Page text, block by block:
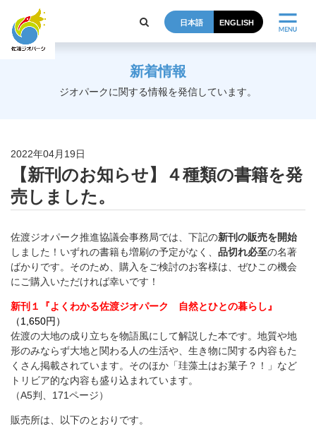
日本語 ENGLISH
新着情報
ジオパークに関する情報を発信しています。
2022年04月19日
【新刊のお知らせ】４種類の書籍を発
売しました。
佐渡ジオパーク推進協議会事務局では、下記の新刊の販売を開始
しました！いずれの書籍も増刷の予定がなく、 品切れ必至の名著
ばかりです。そのため、購入をご検討のお客様は、ぜひこの機会
にご購入いただければ幸いです！
新刊１『よくわかる佐渡ジオパーク 自然とひとの暮らし』
（1,650円）
佐渡の大地の成り立ちを物語風にして解説した本です。地質や地
形のみならず大地と関わる人の生活や、生き物に関する内容もた
くさん掲載されています。そのほか「珪藻土はお菓子？！」など
トリビア的な内容も盛り込まれています。
（A5判、171ページ）
販売所は、以下のとおりです。